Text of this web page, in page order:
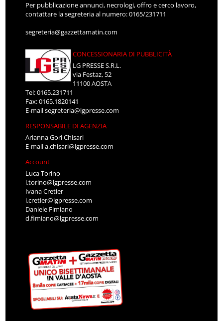
Per pubblicazione annunci, necrologi, offro e cerco lavoro,
contattare la segreteria al numero: 0165/231711
segreteria@gazzettamatin.com
CONCESSIONARIA DI PUBBLICITÀ
LG PRESSE S.R.L.
via Festaz, 52
11100 AOSTA
Tel: 0165.231711
Fax: 0165.1820141
E-mailsegreteria@lgpresse.com
RESPONSABILE DI AGENZIA
Arianna Gori Chisari
E-maila.chisari@lgpresse.com
Account
Luca Torino
l.torino@lgpresse.com
Ivana Cretier
i.cretier@lgpresse.com
Daniele Fimiano
d.fimiano@lgpresse.com